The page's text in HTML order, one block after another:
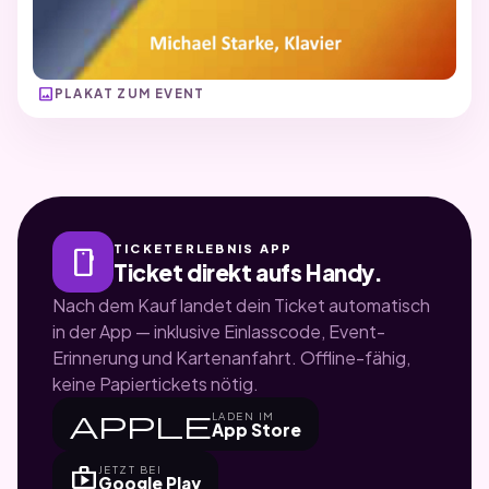
image PLAKAT ZUM EVENT
smartphone TICKETERLEBNIS APP
Ticket direkt aufs Handy.
Nach dem Kauf landet dein Ticket automatisch
in der App — inklusive Einlasscode, Event-
Erinnerung und Kartenanfahrt. Offline-fähig,
keine Papiertickets nötig.
appleLADEN IM
App Store
shop JETZT BEI
Google Play